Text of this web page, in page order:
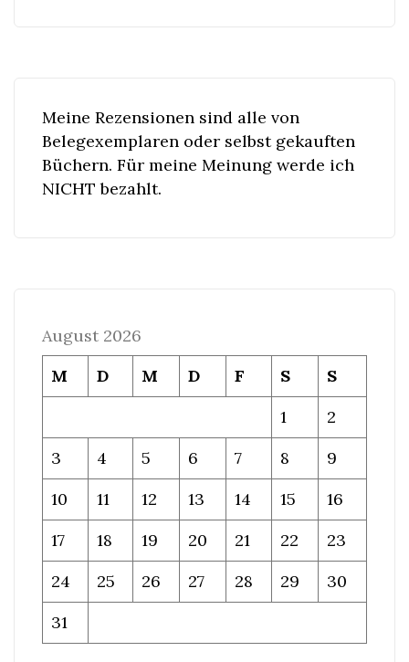
Meine Rezensionen sind alle von
Belegexemplaren oder selbst gekauften
Büchern. Für meine Meinung werde ich
NICHT bezahlt.
August 2026
M
D M D F S
S
1
2
3
4 5 6 7 8
9
10
11 12 13 14 15
16
17
18 19 20 21 22
23
24
25 26 27 28 29
30
31